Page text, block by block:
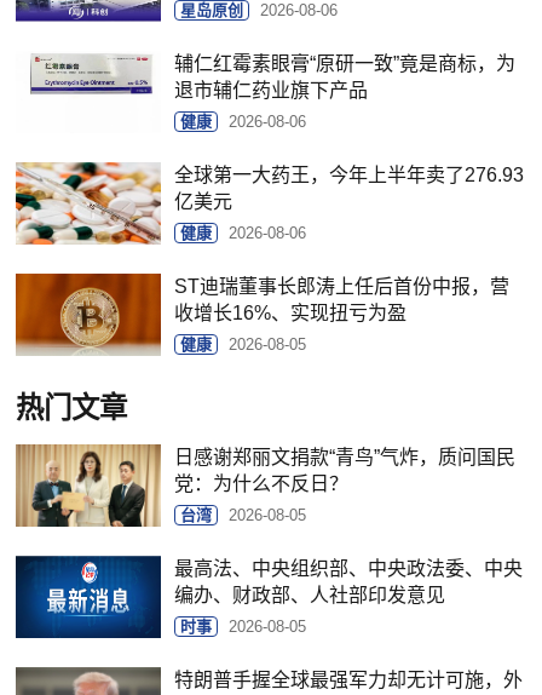
星岛原创 2026-08-06
辅仁红霉素眼膏“原研一致”竟是商标，为
退市辅仁药业旗下产品
健康 2026-08-06
全球第一大药王，今年上半年卖了276.93
亿美元
健康 2026-08-06
ST迪瑞董事长郎涛上任后首份中报，营
收增长16%、实现扭亏为盈
健康 2026-08-05
热门文章
日感谢郑丽文捐款“青鸟”气炸，质问国民
党：为什么不反日？
台湾 2026-08-05
最高法、中央组织部、中央政法委、中央
编办、财政部、人社部印发意见
时事 2026-08-05
特朗普手握全球最强军力却无计可施，外